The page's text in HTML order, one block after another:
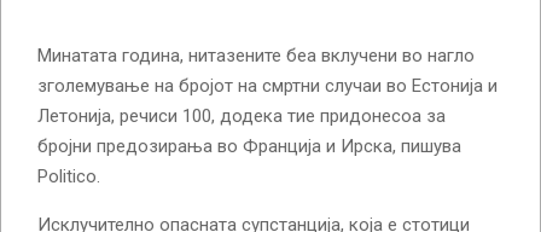
Минатата година, нитазените беа вклучени во нагло
зголемување на бројот на смртни случаи во Естонија и
Летонија, речиси 100, додека тие придонесоа за
бројни предозирања во Франција и Ирска, пишува
Politico.
Исклучително опасната супстанција, која е стотици